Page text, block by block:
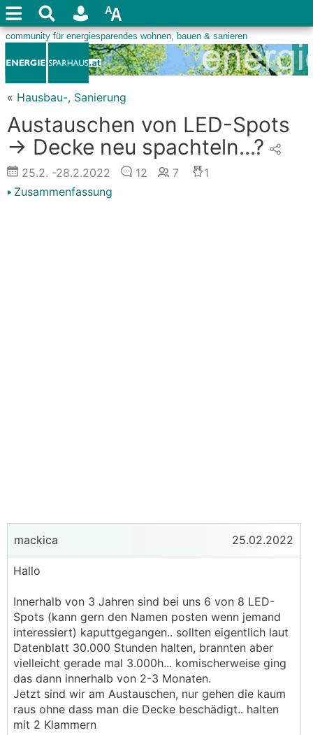
« Hausbau-, Sanierung
Austauschen von LED-Spots
-> Decke neu spachteln...?
25.2. -28.2.2022 12 7
1
Zusammenfassung
mackica 25.02.2022
Hallo
Innerhalb von 3 Jahren sind bei uns 6 von 8 LED-
Spots (kann gern den Namen posten wenn jemand
interessiert) kaputtgegangen.. sollten eigentlich laut
Datenblatt 30.000 Stunden halten, brannten aber
vielleicht gerade mal 3.000h... komischerweise ging
das dann innerhalb von 2-3 Monaten.
Jetzt sind wir am Austauschen, nur gehen die kaum
raus ohne dass man die Decke beschädigt.. halten
mit 2 Klammern